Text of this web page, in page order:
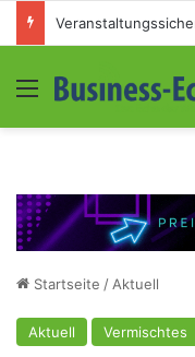
Menü
Startseite / Aktuell
Aktuell Vermischtes